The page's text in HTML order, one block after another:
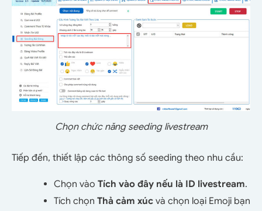
Chọn chức năng seeding livestream
Tiếp đến, thiết lập các thông số seeding theo nhu cầu:
Chọn vào Tích vào đây nếu là ID livestream.
Tích chọn Thả cảm xúc và chọn loại Emoji bạn